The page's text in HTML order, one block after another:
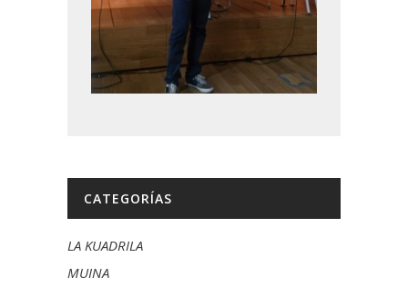
CATEGORÍAS
LA KUADRILA
MUINA